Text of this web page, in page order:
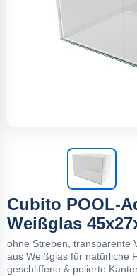
Cubito POOL-
Weißglas
ohne Streben, transparente
aus Weißglas für natürliche
geschliffene & polierte